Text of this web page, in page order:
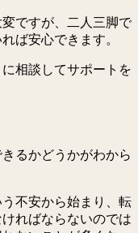
ですが、二人三脚で
ば安心できます。
相談してサポートを
るかどうかがわから
不安から始まり、転
ればならないのでは